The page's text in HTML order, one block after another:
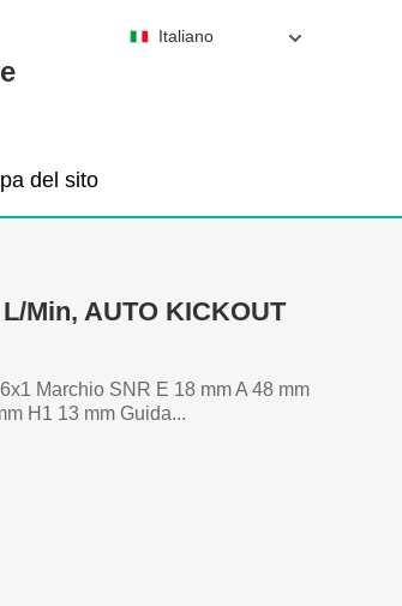
del sito
Italiano
Min, AUTO KICKOUT
Marchio SNR E 18 mm A 48 mm
H1 13 mm Guida...